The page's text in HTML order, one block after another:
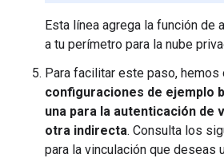
Esta línea agrega la función de
a tu perímetro para la nube
Para facilitar este paso, hemos
configuraciones de ejemplo
una para la autenticación de
otra indirecta. Consulta los
para la vinculación que deseas